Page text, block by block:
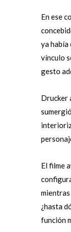
En ese
ya había
vínculo
gesto
Drucker
El filme
¿hasta
función